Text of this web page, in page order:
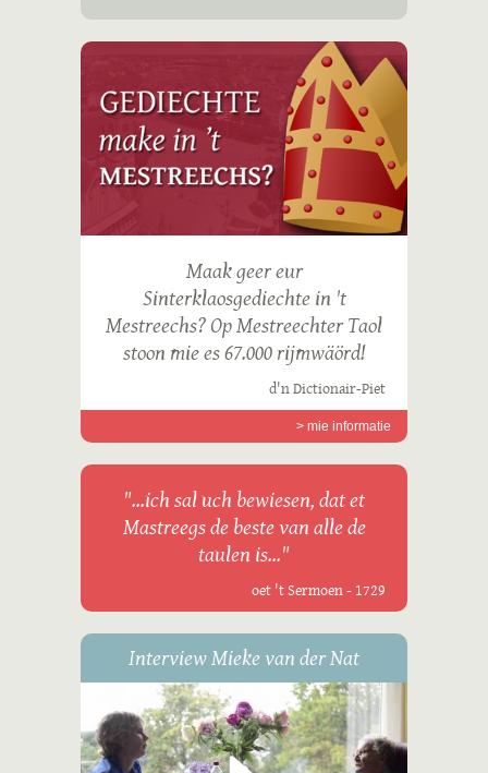
Maak geer eur
Sinterklaosgediechte in 't
Mestreechs? Op Mestreechter Taol
stoon mie es 67.000 rijmwäörd!
d'n Dictionair-Piet
> mie informatie
"...ich sal uch bewiesen, dat et
Mastreegs de beste van alle de
taulen is..."
oet 't Sermoen - 1729
Interview Mieke van der Nat